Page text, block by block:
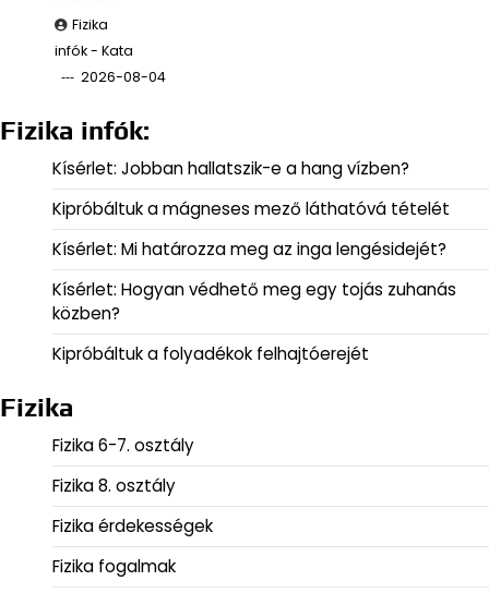
Fizika
infók - Kata
2026-08-04
Fizika infók:
Kísérlet: Jobban hallatszik-e a hang vízben?
Kipróbáltuk a mágneses mező láthatóvá tételét
Kísérlet: Mi határozza meg az inga lengésidejét?
Kísérlet: Hogyan védhető meg egy tojás zuhanás
közben?
Kipróbáltuk a folyadékok felhajtóerejét
Fizika
Fizika 6-7. osztály
Fizika 8. osztály
Fizika érdekességek
Fizika fogalmak